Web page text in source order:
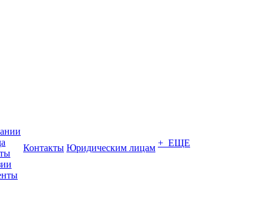
Контакты Юридическим лицам + ЕЩЕ